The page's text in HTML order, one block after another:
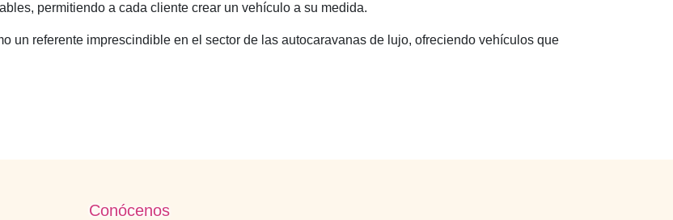
permitiendo a cada cliente crear un vehículo a su medida.
un referente imprescindible en el sector de las autocaravanas de lujo, ofreciendo vehículos que
Conócenos